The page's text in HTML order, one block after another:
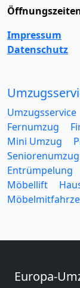
Impressum
Datenschutz
Umzugsservice
Fernumzug
Mini Umzug
Seniorenumzug
Entrümpelung
Möbellift
Europa-